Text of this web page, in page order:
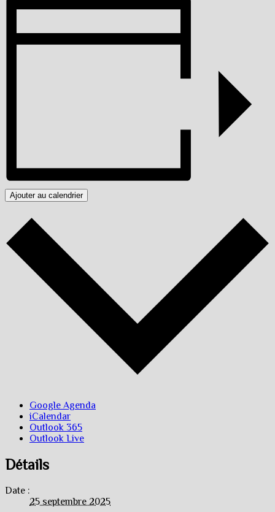
Ajouter au calendrier
Google Agenda
iCalendar
Outlook 365
Outlook Live
Détails
Date :
25 septembre 2025